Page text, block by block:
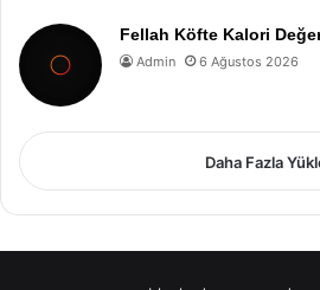
Fellah Köfte Kalori
Admin 6 Ağustos 2026
Daha Fazla